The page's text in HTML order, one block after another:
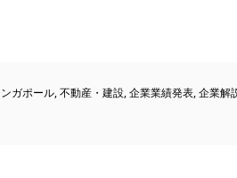
ガポール,不動産・建設,企業業績発表,企業解